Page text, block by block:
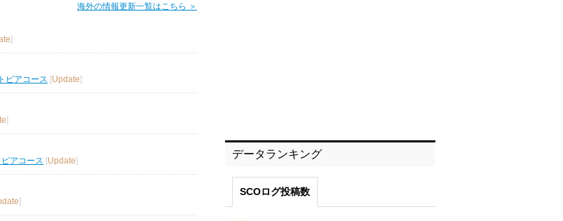
海外の情報更新一覧はこちら ＞
]
ピアコース [Update]
]
アコース [Update]
]
データランキング
SCOログ投稿数